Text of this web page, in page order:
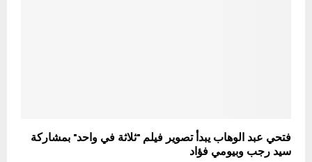
فتحي عبد الوهاب يبدأ تصوير فيلم "ثلاثة في واحد" بمشاركة
سيد رجب وبيومي فؤاد